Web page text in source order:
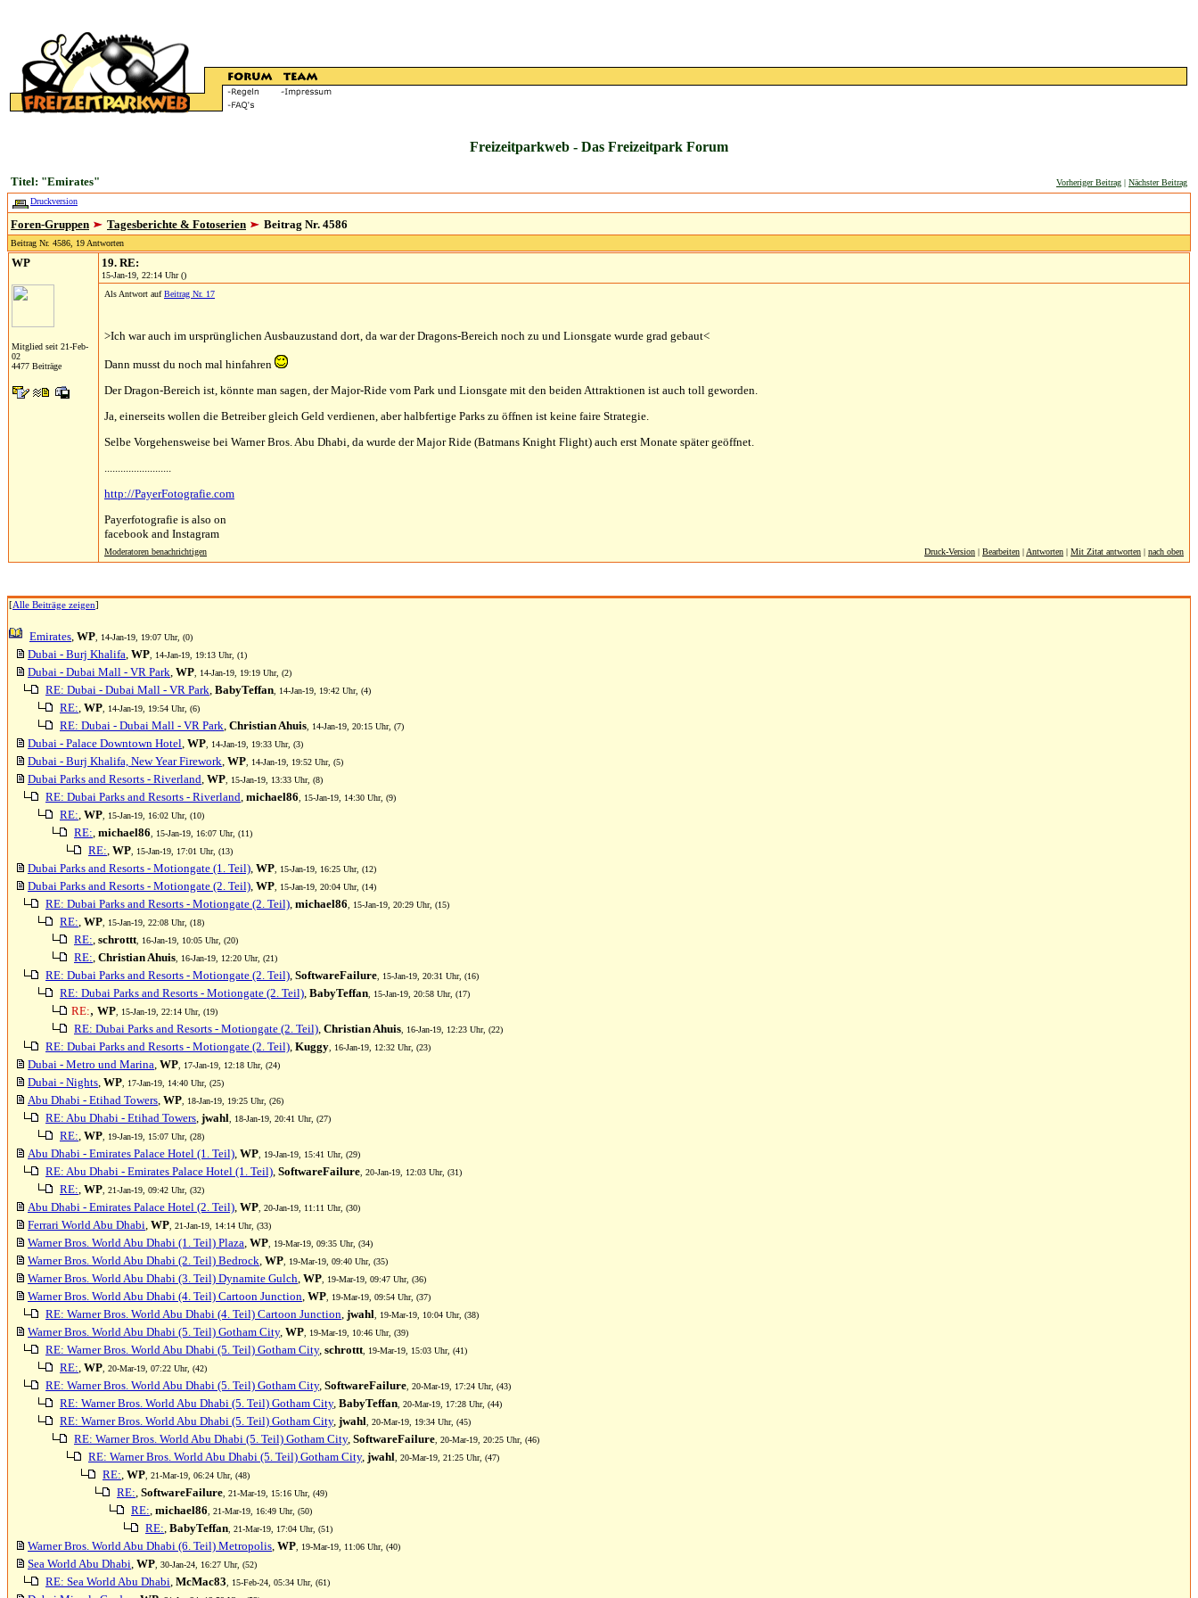
Freizeitparkweb - Das Freizeitpark Forum
Titel: "Emirates" Vorheriger Beitrag | Nächster Beitrag
Druckversion
Foren-Gruppen Tagesberichte & Fotoserien Beitrag Nr. 4586
Beitrag Nr. 4586, 19 Antworten
WP
Mitglied seit 21-Feb-
02
4477 Beiträge
19. RE:
15-Jan-19, 22:14 Uhr ()
Als Antwort aufBeitrag Nr. 17
>Ich war auch im ursprünglichen Ausbauzustand dort, da war der Dragons-Bereich noch zu und Lionsgate wurde grad gebaut<
Dann musst du noch mal hinfahren
Der Dragon-Bereich ist, könnte man sagen, der Major-Ride vom Park und Lionsgate mit den beiden Attraktionen ist auch toll geworden.
Ja, einerseits wollen die Betreiber gleich Geld verdienen, aber halbfertige Parks zu öffnen ist keine faire Strategie.
Selbe Vorgehensweise bei Warner Bros. Abu Dhabi, da wurde der Major Ride (Batmans Knight Flight) auch erst Monate später geöffnet.
.........................
http://PayerFotografie.com
Payerfotografie is also on
facebook and Instagram
Moderatoren benachrichtigen Druck-Version | Bearbeiten | Antworten | Mit Zitat antworten | nach oben
[Alle Beiträge zeigen]
Emirates, WP , 14-Jan-19, 19:07 Uhr, (0)
Dubai - Burj Khalifa, WP , 14-Jan-19, 19:13 Uhr, (1)
Dubai - Dubai Mall - VR Park, WP , 14-Jan-19, 19:19 Uhr, (2)
RE: Dubai - Dubai Mall - VR Park, BabyTeffan , 14-Jan-19, 19:42 Uhr, (4)
RE:, WP , 14-Jan-19, 19:54 Uhr, (6)
RE: Dubai - Dubai Mall - VR Park, Christian Ahuis , 14-Jan-19, 20:15 Uhr, (7)
Dubai - Palace Downtown Hotel, WP , 14-Jan-19, 19:33 Uhr, (3)
Dubai - Burj Khalifa, New Year Firework, WP , 14-Jan-19, 19:52 Uhr, (5)
Dubai Parks and Resorts - Riverland, WP , 15-Jan-19, 13:33 Uhr, (8)
RE: Dubai Parks and Resorts - Riverland, michael86 , 15-Jan-19, 14:30 Uhr, (9)
RE:, WP , 15-Jan-19, 16:02 Uhr, (10)
RE:, michael86 , 15-Jan-19, 16:07 Uhr, (11)
RE:, WP , 15-Jan-19, 17:01 Uhr, (13)
Dubai Parks and Resorts - Motiongate (1. Teil), WP , 15-Jan-19, 16:25 Uhr, (12)
Dubai Parks and Resorts - Motiongate (2. Teil), WP , 15-Jan-19, 20:04 Uhr, (14)
RE: Dubai Parks and Resorts - Motiongate (2. Teil), michael86 , 15-Jan-19, 20:29 Uhr, (15)
RE:, WP , 15-Jan-19, 22:08 Uhr, (18)
RE:, schrottt , 16-Jan-19, 10:05 Uhr, (20)
RE:, Christian Ahuis , 16-Jan-19, 12:20 Uhr, (21)
RE: Dubai Parks and Resorts - Motiongate (2. Teil), SoftwareFailure , 15-Jan-19, 20:31 Uhr, (16)
RE: Dubai Parks and Resorts - Motiongate (2. Teil), BabyTeffan , 15-Jan-19, 20:58 Uhr, (17)
RE:, WP , 15-Jan-19, 22:14 Uhr, (19)
RE: Dubai Parks and Resorts - Motiongate (2. Teil), Christian Ahuis , 16-Jan-19, 12:23 Uhr, (22)
RE: Dubai Parks and Resorts - Motiongate (2. Teil), Kuggy , 16-Jan-19, 12:32 Uhr, (23)
Dubai - Metro und Marina, WP , 17-Jan-19, 12:18 Uhr, (24)
Dubai - Nights, WP , 17-Jan-19, 14:40 Uhr, (25)
Abu Dhabi - Etihad Towers, WP , 18-Jan-19, 19:25 Uhr, (26)
RE: Abu Dhabi - Etihad Towers, jwahl , 18-Jan-19, 20:41 Uhr, (27)
RE:, WP , 19-Jan-19, 15:07 Uhr, (28)
Abu Dhabi - Emirates Palace Hotel (1. Teil), WP , 19-Jan-19, 15:41 Uhr, (29)
RE: Abu Dhabi - Emirates Palace Hotel (1. Teil), SoftwareFailure , 20-Jan-19, 12:03 Uhr, (31)
RE:, WP , 21-Jan-19, 09:42 Uhr, (32)
Abu Dhabi - Emirates Palace Hotel (2. Teil), WP , 20-Jan-19, 11:11 Uhr, (30)
Ferrari World Abu Dhabi, WP , 21-Jan-19, 14:14 Uhr, (33)
Warner Bros. World Abu Dhabi (1. Teil) Plaza, WP , 19-Mar-19, 09:35 Uhr, (34)
Warner Bros. World Abu Dhabi (2. Teil) Bedrock, WP , 19-Mar-19, 09:40 Uhr, (35)
Warner Bros. World Abu Dhabi (3. Teil) Dynamite Gulch, WP , 19-Mar-19, 09:47 Uhr, (36)
Warner Bros. World Abu Dhabi (4. Teil) Cartoon Junction, WP , 19-Mar-19, 09:54 Uhr, (37)
RE: Warner Bros. World Abu Dhabi (4. Teil) Cartoon Junction, jwahl , 19-Mar-19, 10:04 Uhr, (38)
Warner Bros. World Abu Dhabi (5. Teil) Gotham City, WP , 19-Mar-19, 10:46 Uhr, (39)
RE: Warner Bros. World Abu Dhabi (5. Teil) Gotham City, schrottt , 19-Mar-19, 15:03 Uhr, (41)
RE:, WP , 20-Mar-19, 07:22 Uhr, (42)
RE: Warner Bros. World Abu Dhabi (5. Teil) Gotham City, SoftwareFailure , 20-Mar-19, 17:24 Uhr, (43)
RE: Warner Bros. World Abu Dhabi (5. Teil) Gotham City, BabyTeffan , 20-Mar-19, 17:28 Uhr, (44)
RE: Warner Bros. World Abu Dhabi (5. Teil) Gotham City, jwahl , 20-Mar-19, 19:34 Uhr, (45)
RE: Warner Bros. World Abu Dhabi (5. Teil) Gotham City, SoftwareFailure , 20-Mar-19, 20:25 Uhr, (46)
RE: Warner Bros. World Abu Dhabi (5. Teil) Gotham City, jwahl , 20-Mar-19, 21:25 Uhr, (47)
RE:, WP , 21-Mar-19, 06:24 Uhr, (48)
RE:, SoftwareFailure , 21-Mar-19, 15:16 Uhr, (49)
RE:, michael86 , 21-Mar-19, 16:49 Uhr, (50)
RE:, BabyTeffan , 21-Mar-19, 17:04 Uhr, (51)
Warner Bros. World Abu Dhabi (6. Teil) Metropolis, WP , 19-Mar-19, 11:06 Uhr, (40)
Sea World Abu Dhabi, WP , 30-Jan-24, 16:27 Uhr, (52)
RE: Sea World Abu Dhabi, McMac83 , 15-Feb-24, 05:34 Uhr, (61)